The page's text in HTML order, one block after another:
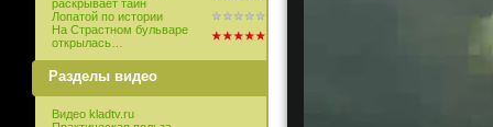
раскрывает тайн
Лопатой по истории
На Страстном бульваре
открылась…
Разделы видео
Видео kladtv.ru